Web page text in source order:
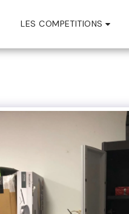
LES COMPETITIONS